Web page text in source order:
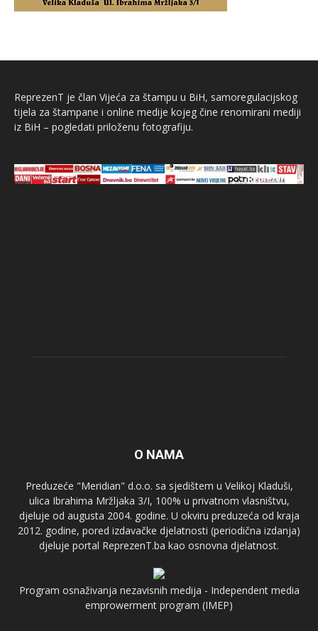
ReprezenT je član Vijeća za štampu u BiH, samoregulacijskog
tijela za štampane i online medije kojeg čine renomirani mediji
iz BiH – pogledati priloženu fotografiju.
O NAMA
Preduzeće "Meridian" d.o.o. sa sjedištem u Velikoj Kladuši,
ulica Ibrahima Mržljaka 3/I, 100% u privatnom vlasništvu,
djeluje od augusta 2004. godine. U okviru preduzeća od kraja
2012. godine, pored izdavačke djelatnosti (periodična izdanja)
djeluje portal ReprezenT.ba kao osnovna djelatnost.
Program osnaživanja nezavisnih medija - Independent media
emprowerment program (IMEP)